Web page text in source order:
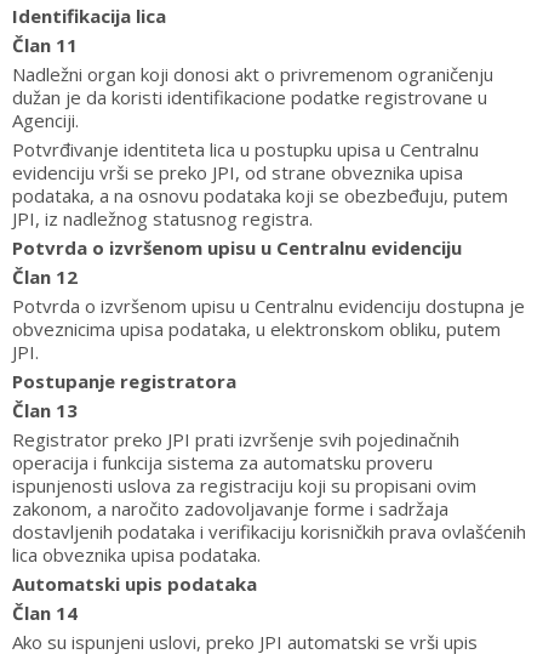
Identifikacija lica
Član 11
Nadležni organ koji donosi akt o privremenom ograničenju
dužan je da koristi identifikacione podatke registrovane u
Agenciji.
Potvrđivanje identiteta lica u postupku upisa u Centralnu
evidenciju vrši se preko JPI, od strane obveznika upisa
podataka, a na osnovu podataka koji se obezbeđuju, putem
JPI, iz nadležnog statusnog registra.
Potvrda o izvršenom upisu u Centralnu evidenciju
Član 12
Potvrda o izvršenom upisu u Centralnu evidenciju dostupna je
obveznicima upisa podataka, u elektronskom obliku, putem
JPI.
Postupanje registratora
Član 13
Registrator preko JPI prati izvršenje svih pojedinačnih
operacija i funkcija sistema za automatsku proveru
ispunjenosti uslova za registraciju koji su propisani ovim
zakonom, a naročito zadovoljavanje forme i sadržaja
dostavljenih podataka i verifikaciju korisničkih prava ovlašćenih
lica obveznika upisa podataka.
Automatski upis podataka
Član 14
Ako su ispunjeni uslovi, preko JPI automatski se vrši upis